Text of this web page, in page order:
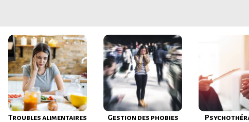
Troubles alimentaires Gestion des phobies